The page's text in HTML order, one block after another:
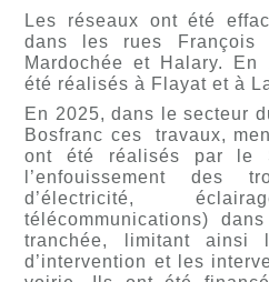
Les réseaux ont été
dans les rues François
Mardochée et Halary.
été réalisés à Flayat et à
En 2025, dans le secteur
Bosfranc ces travaux,
ont été réalisés par le
l’enfouissement des
d’électricité,
télécommunications)
tranchée, limitant ainsi
d’intervention et les